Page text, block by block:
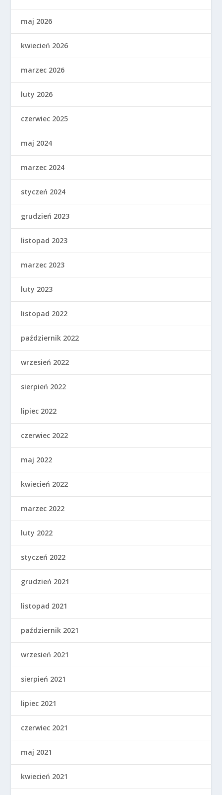
maj 2026
kwiecień 2026
marzec 2026
luty 2026
czerwiec 2025
maj 2024
marzec 2024
styczeń 2024
grudzień 2023
listopad 2023
marzec 2023
luty 2023
listopad 2022
październik 2022
wrzesień 2022
sierpień 2022
lipiec 2022
czerwiec 2022
maj 2022
kwiecień 2022
marzec 2022
luty 2022
styczeń 2022
grudzień 2021
listopad 2021
październik 2021
wrzesień 2021
sierpień 2021
lipiec 2021
czerwiec 2021
maj 2021
kwiecień 2021